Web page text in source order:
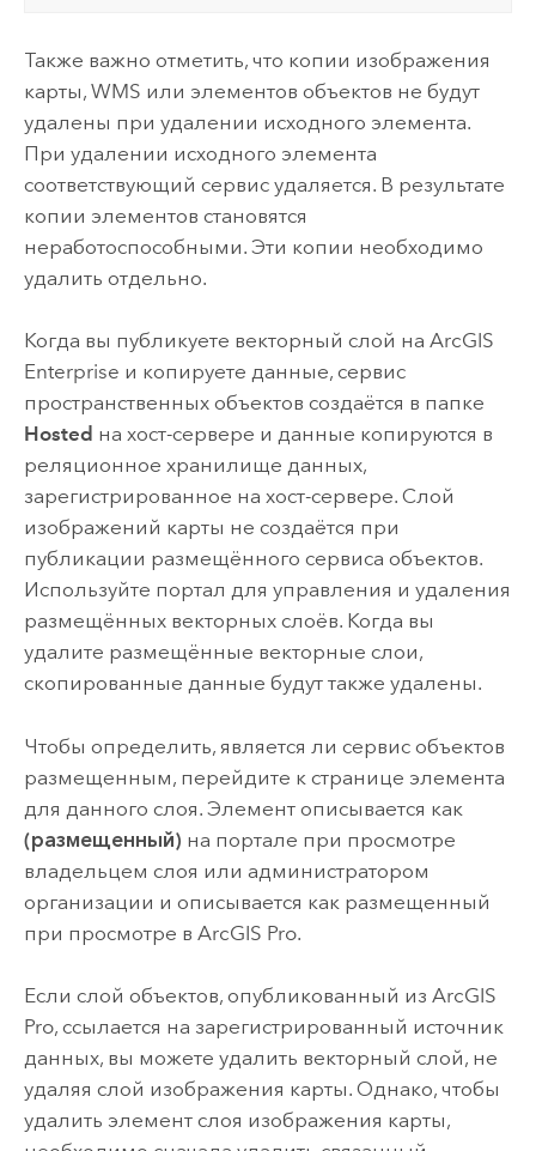
Также важно отметить, что копии изображения
карты, WMS или элементов объектов не будут
удалены при удалении исходного элемента.
При удалении исходного элемента
соответствующий сервис удаляется. В результате
копии элементов становятся
неработоспособными. Эти копии необходимо
удалить отдельно.
Когда вы публикуете векторный слой на ArcGIS
Enterprise и копируете данные, сервис
пространственных объектов создаётся в папке
Hosted на хост-сервере и данные копируются в
реляционное хранилище данных,
зарегистрированное на хост-сервере. Слой
изображений карты не создаётся при
публикации размещённого сервиса объектов.
Используйте портал для управления и удаления
размещённых векторных слоёв. Когда вы
удалите размещённые векторные слои,
скопированные данные будут также удалены.
Чтобы определить, является ли сервис объектов
размещенным, перейдите к странице элемента
для данного слоя. Элемент описывается как
(размещенный) на портале при просмотре
владельцем слоя или администратором
организации и описывается как размещенный
при просмотре в ArcGIS Pro.
Если слой объектов, опубликованный из ArcGIS
Pro, ссылается на зарегистрированный источник
данных, вы можете удалить векторный слой, не
удаляя слой изображения карты. Однако, чтобы
удалить элемент слоя изображения карты,